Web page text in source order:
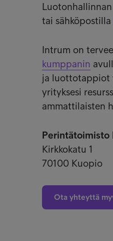
tai sähköpostilla
Intrum on
kumppanin
ja luottotappiot
yrityksesi
ammattilaisten
Perintätoimisto
Kirkkokatu 1
70100 Kuopio
Ota yhteyttä